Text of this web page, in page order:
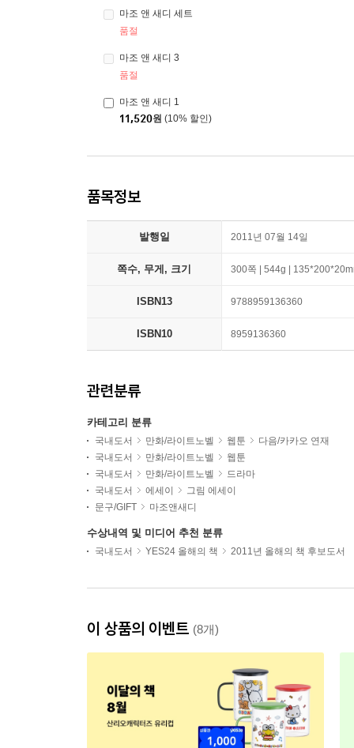
마조 앤 새디 세트
품절
마조 앤 새디 3
품절
마조 앤 새디 1
11,520원 (10% 할인)
품목정보
발행일 2011년 07월 14일
쪽수, 무게, 크기 300쪽 | 544g |
ISBN13 9788959136360
ISBN10 8959136360
관련분류
카테고리 분류
국내도서 만화/라이트노벨 웹툰
다음/카카오 연재
국내도서
만화/라이트노벨
웹툰
국내도서
만화/라이트노벨
드라마
국내도서
에세이
그림 에세이
문구/GIFT
마조앤새디
수상내역 및 미디어 추천 분류
국내도서 YES24 올해의 책 2011년 올해의 책 후보도서
이 상품의 이벤트 (8개)